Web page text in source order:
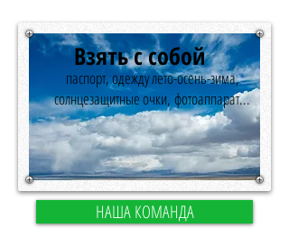
Взять с собой
паспорт, одежду лето-осень-зима,
солнцезащитные очки, фотоаппарат...
НАША КОМАНДА